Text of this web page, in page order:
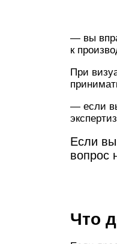
— вы
к
При
— если
Если вы
вопрос
Что